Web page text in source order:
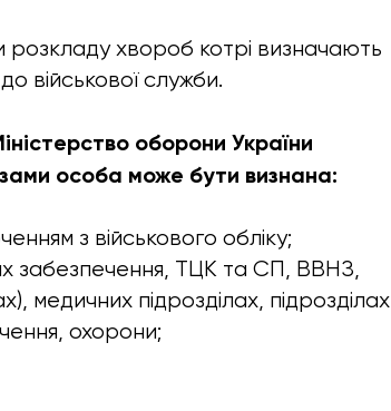
розкладу хвороб котрі визначають
військової служби.
оборони України
особа може бути визнана:
з військового обліку;
забезпечення, ТЦК та СП, ВВНЗ,
медичних підрозділах, підрозділах
охорони;